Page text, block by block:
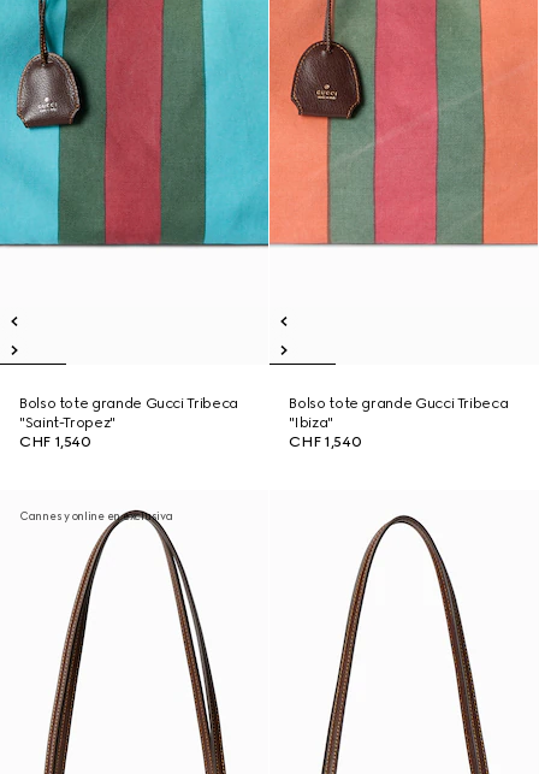
Bolso tote grande Gucci Tribeca
"Saint-Tropez"
CHF 1,540
Bolso tote grande Gucci Tribeca
"Ibiza"
CHF 1,540
Cannes y online en exclusiva